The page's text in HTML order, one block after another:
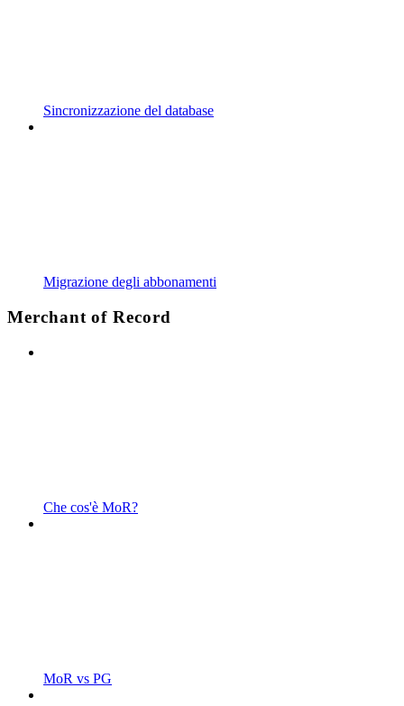
Sincronizzazione del database
Migrazione degli abbonamenti
Merchant of Record
Che cos'è MoR?
MoR vs PG